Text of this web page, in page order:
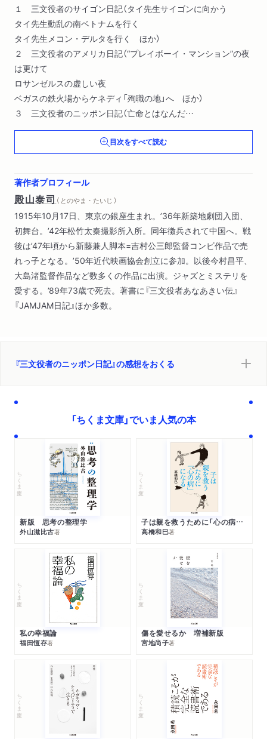
１ 三文役者のサイゴン日記（タイ先生サイゴンに向かう
タイ先生動乱の南ベトナムを行く
タイ先生メコン・デルタを行く ほか）
２ 三文役者のアメリカ日記（“プレイボーイ・マンション”の夜
は更けて
ロサンゼルスの虚しい夜
ベガスの鉄火場からケネディ「殉職の地」へ ほか）
３ 三文役者のニッポン日記（亡命とはなんだ
マージャン天国ニッポン！！
風呂代値上げで遠くへ行きたい ほか）
目次をすべて読む
著作者プロフィール
殿山泰司 （ とのやま・たいじ ）
1915年10月17日、東京の銀座生まれ。’36年新築地劇団入団、
初舞台。’42年松竹太秦撮影所入所。同年徴兵されて中国へ。戦
後は’47年頃から新藤兼人脚本=吉村公三郎監督コンビ作品で売
れっ子となる。’50年近代映画協会創立に参加。以後今村昌平、
大島渚監督作品など数多くの作品に出演。ジャズとミステリを
愛する。’89年73歳で死去。著書に『三文役者あなあきい伝』
『JAMJAM日記』ほか多数。
『三文役者のニッポン日記』の感想をおくる
「ちくま文庫」でいま人気の本
ちくま文庫
新版 思考の整理学
外山滋比古著
ちくま文庫
子は親を救うために「心の病」になる
高橋和巳著
ちくま文庫
私の幸福論
福田恆存著
ちくま文庫
傷を愛せるか 増補新版
宮地尚子著
ちくま文庫 ちくま文庫